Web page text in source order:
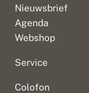
Nieuwsbrief
Agenda
Webshop
Service
Colofon